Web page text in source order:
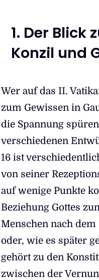
1. Der Blick
Konzil und
Wer auf das II.
zum Gewissen in
die Spannung
verschiedenen
16 ist
von seiner
auf wenige Punkte
Beziehung Gottes
Menschen nach
oder, wie es später
gehört zu den
zwischen der